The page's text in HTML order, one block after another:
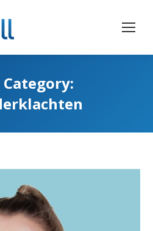
Category: